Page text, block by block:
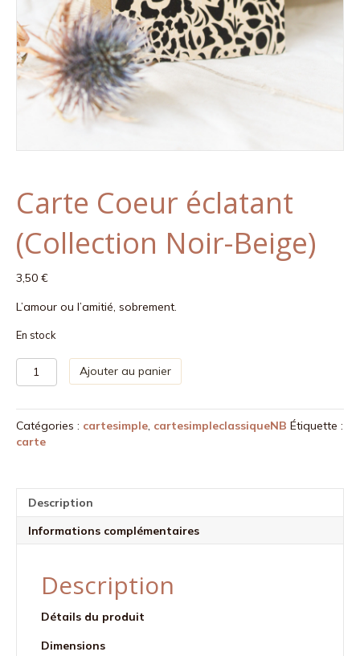
Carte Coeur éclatant
(Collection Noir-Beige)
3,50 €
L’amour ou l’amitié, sobrement.
En stock
quantité
de
Coeur
éclatant
(Collection
Ajouter au panier
Catégories : cartesimple, cartesimpleclassiqueNB Étiquette :
carte
Description
Informations complémentaires
Description
Détails du produit
Dimensions